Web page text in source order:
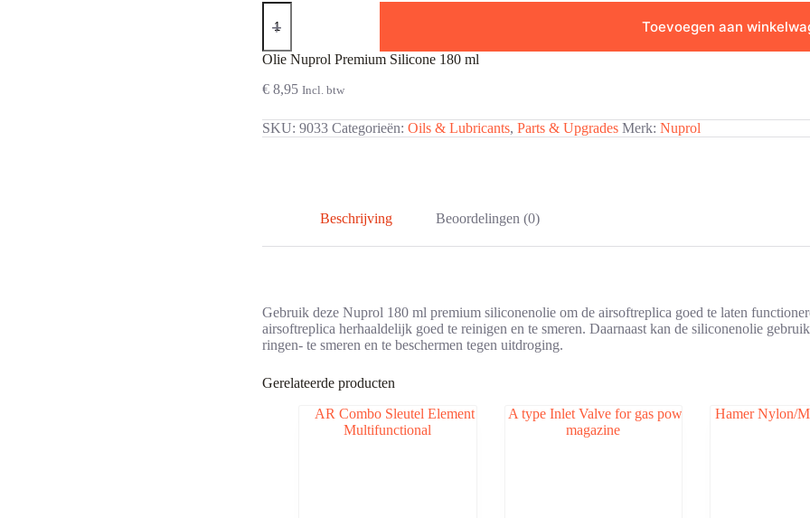
Olie
Nuprol
Silicone
ml
aantal
Toevoegen aan
Olie Nuprol Premium Silicone 180 ml
€ 8,95 Incl. btw
SKU:9033 Categorieën:Oils & Lubricants,Parts & Upgrades Merk:Nuprol
Beschrijving Beoordelingen (0)
Gebruik deze Nuprol 180 ml premium siliconenolie om de airsoftreplica goed te laten
airsoftreplica herhaaldelijk goed te reinigen en te smeren. Daarnaast kan de siliconenolie
ringen- te smeren en te beschermen tegen uitdroging.
Gerelateerde producten